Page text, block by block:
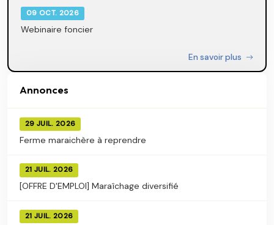
09 OCT. 2026
Webinaire foncier
En savoir plus
Annonces
29 JUIL. 2026
Ferme maraichère à reprendre
21 JUIL. 2026
[OFFRE D'EMPLOI] Maraîchage diversifié
21 JUIL. 2026